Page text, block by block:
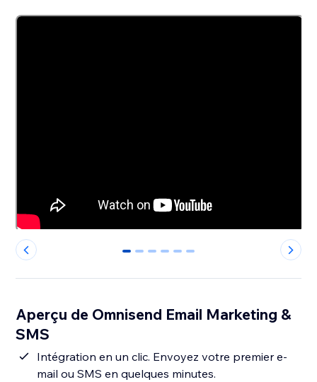
0 1 2 3 4 5
Aperçu de Omnisend Email Marketing &
SMS
Intégration en un clic. Envoyez votre premier e-
mail ou SMS en quelques minutes.